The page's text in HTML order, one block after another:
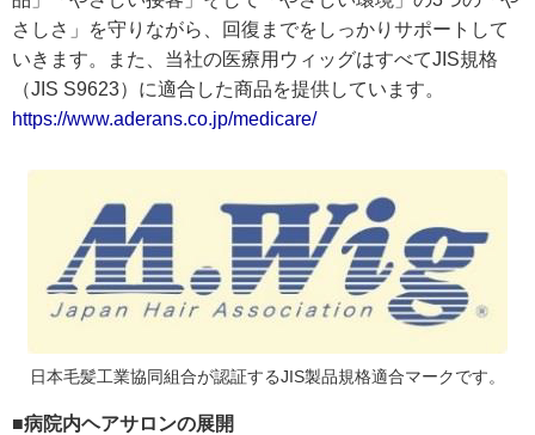
さしさ」を守りながら、回復までをしっかりサポートして
いきます。また、当社の医療用ウィッグはすべてJIS規格
（JIS S9623）に適合した商品を提供しています。
https://www.aderans.co.jp/medicare/
日本毛髪工業協同組合が認証するJIS製品規格適合マークです。
■病院内ヘアサロンの展開